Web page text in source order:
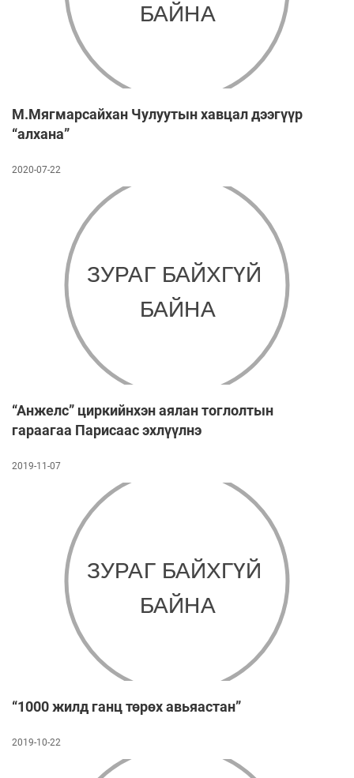
М.Мягмарсайхан Чулуутын хавцал дээгүүр
“алхана”
2020-07-22
“Анжелс” циркийнхэн аялан тоглолтын
гараагаа Парисаас эхлүүлнэ
2019-11-07
“1000 жилд ганц төрөх авьяастан”
2019-10-22